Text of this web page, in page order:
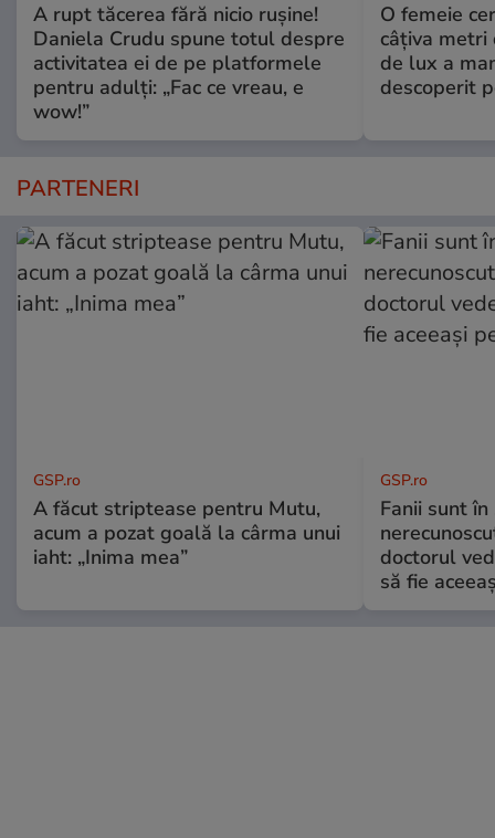
A rupt tăcerea fără nicio rușine!
Daniela Crudu spune totul despre
activitatea ei de pe platformele
pentru adulți: „Fac ce vreau, e
wow!”
O femeie
câţiva metri
de lux a
descoperit
PARTENERI
GSP.ro
A făcut striptease pentru Mutu,
acum a pozat goală la cârma unui
iaht: „Inima mea”
GSP.ro
Fanii sunt în
doctorul
să fie